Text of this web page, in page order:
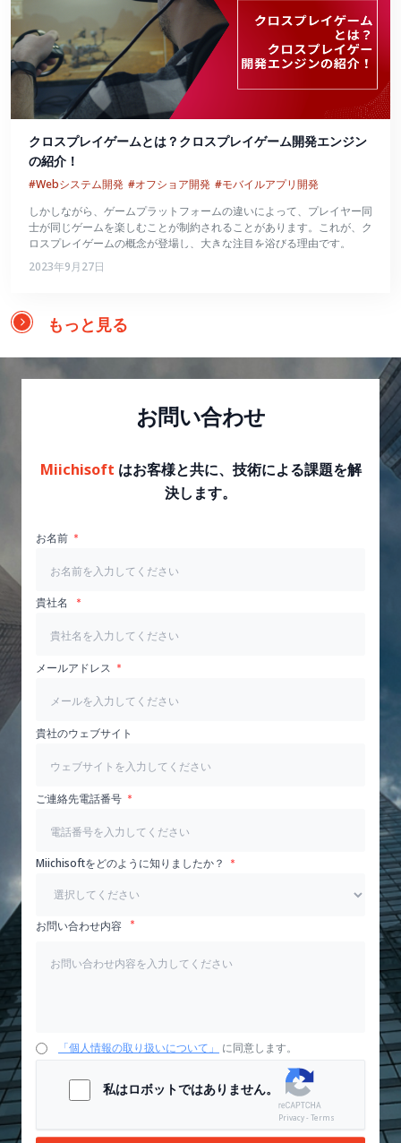
クロスプレイゲームとは？クロスプレイゲーム開発エンジン
の紹介！
#Webシステム開発 #オフショア開発 #モバイルアプリ開発
しかしながら、ゲームプラットフォームの違いによって、プレイヤー同
士が同じゲームを楽しむことが制約されることがあります。これが、ク
ロスプレイゲームの概念が登場し、大きな注目を浴びる理由です。
2023年9月27日
もっと見る
お問い合わせ
Miichisoft はお客様と共に、技術による課題を解
決します。
お名前
貴社名
メールアドレス
貴社のウェブサイト
ご連絡先電話番号
Miichisoftをどのように知りましたか？
お問い合わせ内容
「個人情報の取り扱いについて」 に同意します。
私はロボットではありません。
Privacy - Terms